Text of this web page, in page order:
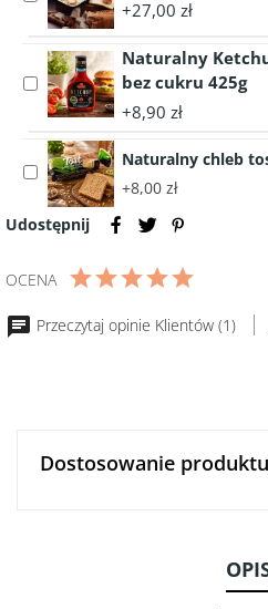
EKO
BEECH
WĘDZONY
200g
accessory
Raclette
Ermitage
w
250g
+27,00 zł
Select
accessory
Ketchup
Premium
Pikantny
-
cukru
425g
Naturalny
bez cukru 425g
+8,90 zł
Select
accessory
Naturalny
tostowy
pełnoziarnsty
Naturalny chleb
+8,00 zł
Udostępnij
OCENA
Przeczytaj opinie Klientów (1)
Dostosowanie produktu